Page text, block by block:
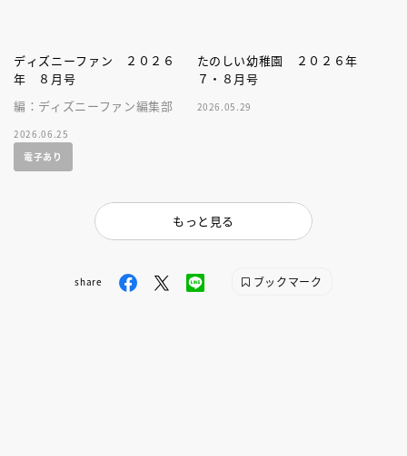
ディズニーファン ２０２６
年 ８月号
編：ディズニーファン編集部
2026.06.25
電子あり
たのしい幼稚園 ２０２６年
７・８月号
2026.05.29
もっと見る
share ブックマーク